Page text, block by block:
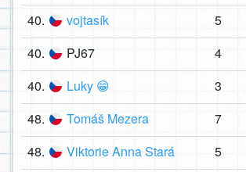
40. vojtasík 5
40. PJ67 4
40. Luky 😁 3
48. Tomáš Mezera 7
48. Viktorie Anna Stará 5